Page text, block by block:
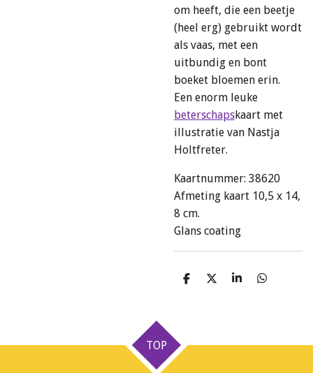
om heeft, die een beetje
(heel erg) gebruikt wordt
als vaas, met een
uitbundig en bont
boeket bloemen erin.
Een enorm leuke
beterschapskaart met
illustratie van Nastja
Holtfreter.
Kaartnummer: 38620
Afmeting kaart 10,5 x 14,
8 cm.
Glans coating
D
D
S
D
TOP